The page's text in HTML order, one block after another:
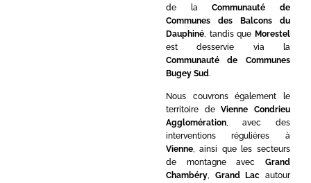
de laCommunauté de
Communes des Balcons du
Dauphiné, tandis que Morestel
est desservie via la
Communauté de Communes
Bugey Sud.
Nous couvrons également le
territoire deVienne Condrieu
Agglomération, avec des
interventions régulières à
Vienne, ainsi que les secteurs
de montagne avec Grand
Chambéry, Grand Lac autour